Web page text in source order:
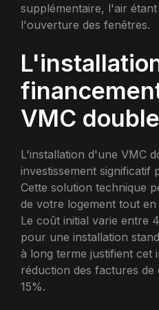
supplémentaire, l'air
l'ouverture des fenêtres.
VMC
L'installation d'une VMC
investissement significatif
Cette solution technique
de votre logement tout
Le coût initial varie entre
pour une installation
à long terme justifient cet
réduction des factures
15%.